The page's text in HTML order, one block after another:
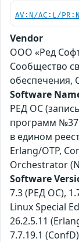
AV:N/AC:L/
Vendor
ООО «Ред
Сообщество
обеспечения,
Software
РЕД ОС
программ
в едином
Erlang/OTP,
Orchestrator
Software
7.3 (РЕД ОС),
Linux Special
26.2.5.11
7.7.19.1